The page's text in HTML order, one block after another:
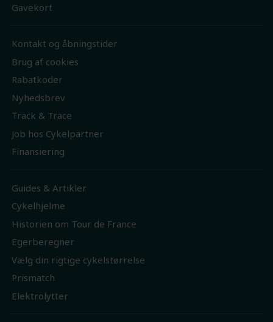
Gavekort
Kontakt og åbningstider
Brug af cookies
Rabatkoder
Nyhedsbrev
Track & Trace
Job hos Cykelpartner
Finansiering
Guides & Artikler
Cykelhjelme
Historien om Tour de France
Egerberegner
Vælg din rigtige cykelstørrelse
Prismatch
Elektrolytter